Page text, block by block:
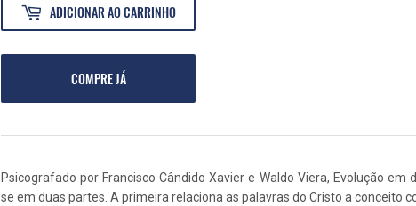
ADICIONAR AO CARRINHO
COMPRE JÁ
Psicografado por Francisco Cândido Xavier e Waldo Viera, Evolução em
se em duas partes. A primeira relaciona as palavras do Cristo a conceito